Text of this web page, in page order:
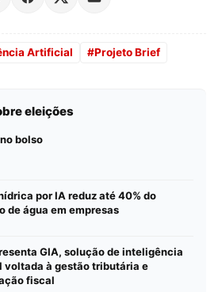
Artificial #Projeto Brief
eleições
bolso
por IA reduz até 40% do
de água em empresas
GIA, solução de inteligência
à gestão tributária e
fiscal